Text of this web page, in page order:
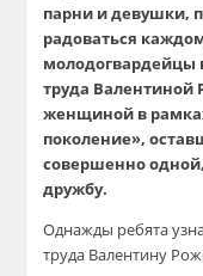
парни и девушки,
радоваться
молодогвардейцы
труда Валентиной
женщиной в
поколение»,
совершенно
дружбу.
Однажды ребята
труда Валентину